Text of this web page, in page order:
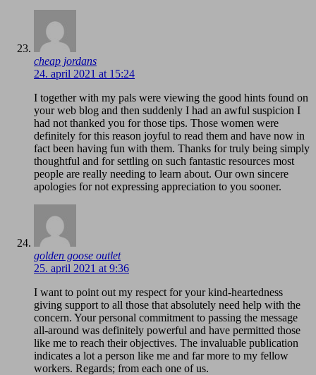
cheap jordans
24. april 2021 at 15:24
I together with my pals were viewing the good hints found on
your web blog and then suddenly I had an awful suspicion I
had not thanked you for those tips. Those women were
definitely for this reason joyful to read them and have now in
fact been having fun with them. Thanks for truly being simply
thoughtful and for settling on such fantastic resources most
people are really needing to learn about. Our own sincere
apologies for not expressing appreciation to you sooner.
golden goose outlet
25. april 2021 at 9:36
I want to point out my respect for your kind-heartedness
giving support to all those that absolutely need help with the
concern. Your personal commitment to passing the message
all-around was definitely powerful and have permitted those
like me to reach their objectives. The invaluable publication
indicates a lot a person like me and far more to my fellow
workers. Regards; from each one of us.